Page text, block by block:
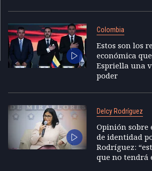
Colombia
Estos son los
económica
Espriella una
poder
Delcy Rodríguez
Opinión sobre
de identidad
Rodríguez:
que no tendrá